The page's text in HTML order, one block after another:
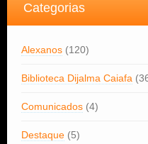
Categorias
Alexanos (120)
Biblioteca Dijalma Caiafa
Comunicados (4)
Destaque (5)